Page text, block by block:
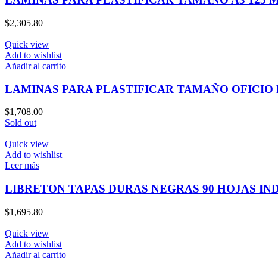
$2,305.80
Quick view
Add to wishlist
Añadir al carrito
LAMINAS PARA PLASTIFICAR TAMAÑO OFICIO
$1,708.00
Sold out
Quick view
Add to wishlist
Leer más
LIBRETON TAPAS DURAS NEGRAS 90 HOJAS
$1,695.80
Quick view
Add to wishlist
Añadir al carrito